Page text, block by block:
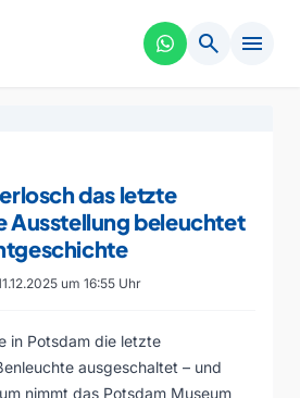
search menu
das letzte
Ausstellung beleuchtet
um 16:55 Uhr
in Potsdam die letzte
ausgeschaltet – und
nimmt das Potsdam Museum